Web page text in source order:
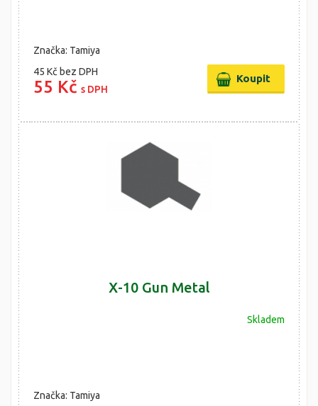
Značka: Tamiya
45 Kč bez DPH
55 Kč s DPH
X-10 Gun Metal
Skladem
Značka: Tamiya